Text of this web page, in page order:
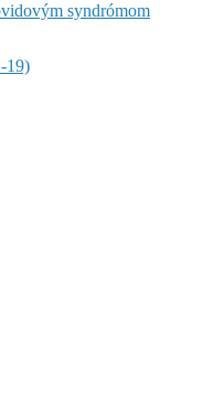
syndrómom
19)